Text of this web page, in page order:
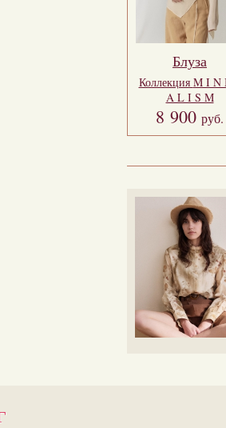
Блуза
Коллекция M I N
A L I S M
8 900 руб.